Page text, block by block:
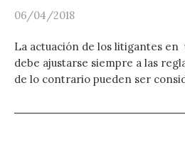
06/04/2018
La actuación de los litigantes en
debe ajustarse siempre a las
de lo contrario pueden ser